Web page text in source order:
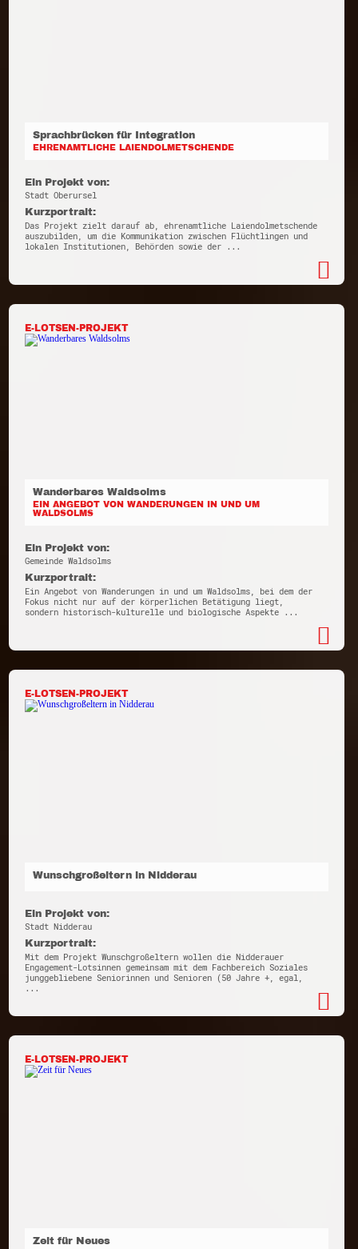
Sprachbrücken für Integration
EHRENAMTLICHE LAIENDOLMETSCHENDE
Ein Projekt von:
Stadt Oberursel
Kurzportrait:
Das Projekt zielt darauf ab, ehrenamtliche Laiendolmetschende
auszubilden, um die Kommunikation zwischen Flüchtlingen und
lokalen Institutionen, Behörden sowie der ...
E-LOTSEN-PROJEKT
Wanderbares Waldsolms
EIN ANGEBOT VON WANDERUNGEN IN UND UM
WALDSOLMS
Ein Projekt von:
Gemeinde Waldsolms
Kurzportrait:
Ein Angebot von Wanderungen in und um Waldsolms, bei dem der
Fokus nicht nur auf der körperlichen Betätigung liegt,
sondern historisch-kulturelle und biologische Aspekte ...
E-LOTSEN-PROJEKT
Wunschgroßeltern in Nidderau
Ein Projekt von:
Stadt Nidderau
Kurzportrait:
Mit dem Projekt Wunschgroßeltern wollen die Nidderauer
Engagement-Lotsinnen gemeinsam mit dem Fachbereich Soziales
junggebliebene Seniorinnen und Senioren (50 Jahre +, egal,
...
E-LOTSEN-PROJEKT
Zeit für Neues